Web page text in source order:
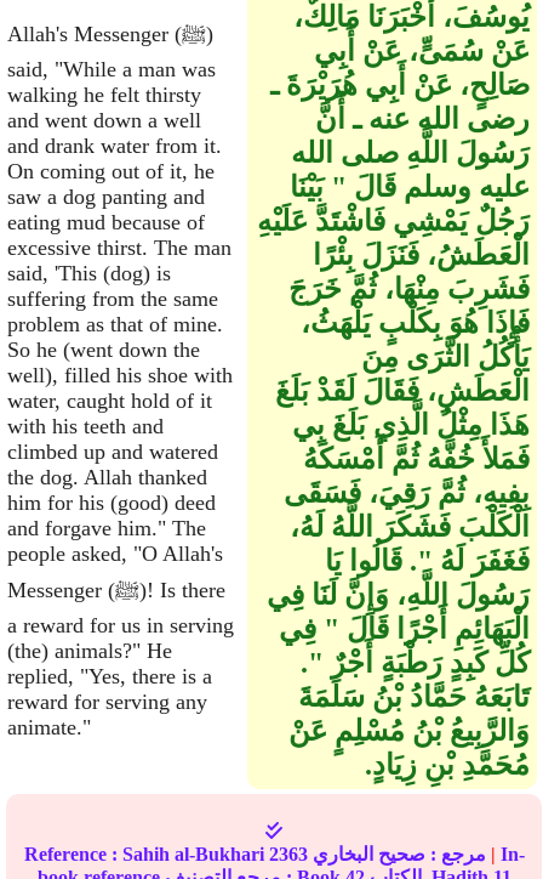
Allah's Messenger (ﷺ)
said, "While a man was
walking he felt thirsty
and went down a well
and drank water from it.
On coming out of it, he
saw a dog panting and
eating mud because of
excessive thirst. The man
said, 'This (dog) is
suffering from the same
problem as that of mine.
So he (went down the
well), filled his shoe with
water, caught hold of it
with his teeth and
climbed up and watered
the dog. Allah thanked
him for his (good) deed
and forgave him." The
people asked, "O Allah's
Messenger (ﷺ)! Is there
a reward for us in serving
(the) animals?" He
replied, "Yes, there is a
reward for serving any
animate."
يُوسُفَ، أَخْبَرَنَا مَالِكٌ،
عَنْ سُمَىٍّ، عَنْ أَبِي
صَالِحٍ، عَنْ أَبِي هُرَيْرَةَ ـ
رضى الله عنه ـ أَنَّ
رَسُولَ اللَّهِ صلى الله
عليه وسلم قَالَ ‏"‏ بَيْنَا
رَجُلٌ يَمْشِي فَاشْتَدَّ عَلَيْهِ
الْعَطَشُ، فَنَزَلَ بِئْرًا
فَشَرِبَ مِنْهَا، ثُمَّ خَرَجَ
فَإِذَا هُوَ بِكَلْبٍ يَلْهَثُ،
يَأْكُلُ الثَّرَى مِنَ
الْعَطَشِ، فَقَالَ لَقَدْ بَلَغَ
هَذَا مِثْلُ الَّذِي بَلَغَ بِي
فَمَلأَ خُفَّهُ ثُمَّ أَمْسَكَهُ
بِفِيهِ، ثُمَّ رَقِيَ، فَسَقَى
الْكَلْبَ فَشَكَرَ اللَّهُ لَهُ،
فَغَفَرَ لَهُ ‏"‏‏.‏ قَالُوا يَا
رَسُولَ اللَّهِ، وَإِنَّ لَنَا فِي
الْبَهَائِمِ أَجْرًا قَالَ ‏"‏ فِي
كُلِّ كَبِدٍ رَطْبَةٍ أَجْرٌ ‏"‏‏.‏
تَابَعَهُ حَمَّادُ بْنُ سَلَمَةَ
وَالرَّبِيعُ بْنُ مُسْلِمٍ عَنْ
مُحَمَّدِ بْنِ زِيَادٍ‏.‏
Reference : Sahih al-Bukhari 2363 مرجع : صحيح البخاري | In-